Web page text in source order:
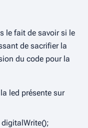
le fait de savoir si le
de sacrifier la
du code pour la
led présente sur
digitalWrite();